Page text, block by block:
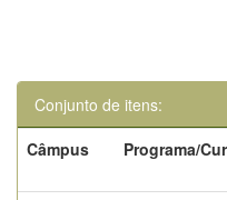
Conjunto de itens:
Câmpus
Programa/